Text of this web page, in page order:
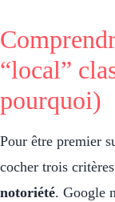
“local”
pourquoi)
Pour être premier
cocher trois
notoriété. Google